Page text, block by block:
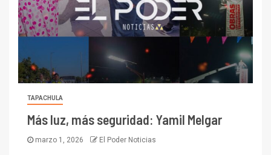
TAPACHULA
Más luz, más seguridad: Yamil Melgar
marzo 1, 2026 El Poder Noticias